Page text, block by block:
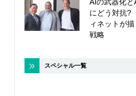
AIの武器化
にどう対抗
ィネットが
戦略
スペシャル一覧